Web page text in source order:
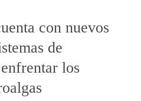
con nuevos
de
los